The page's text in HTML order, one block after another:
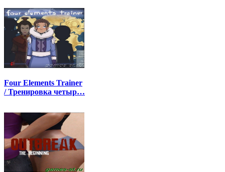
Four Elements Trainer
/ Тренировка четыр…